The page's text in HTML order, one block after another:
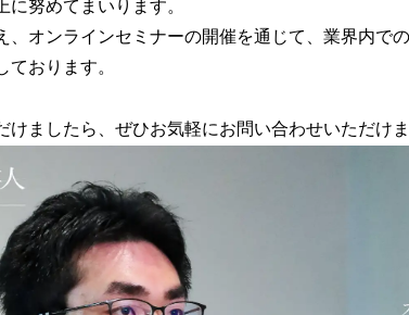
努めてまいります。
、オンラインセミナーの開催を通じて、業界内で
おります。
けましたら、ぜひお気軽にお問い合わせいただけま